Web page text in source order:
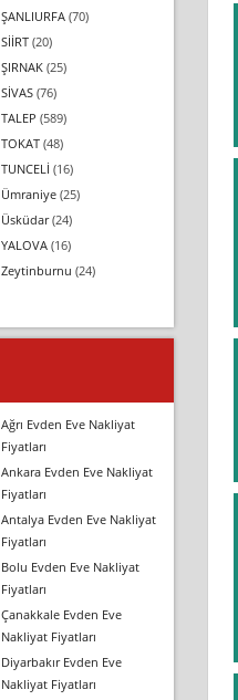
ŞANLIURFA (70)
SİİRT (20)
ŞIRNAK (25)
SİVAS (76)
TALEP (589)
TOKAT (48)
TUNCELİ (16)
Ümraniye (25)
Üsküdar(24)
YALOVA (16)
Zeytinburnu (24)
Ağrı Evden Eve Nakliyat
Fiyatları
Ankara Evden Eve Nakliyat
Fiyatları
Antalya Evden Eve Nakliyat
Fiyatları
Bolu Evden Eve Nakliyat
Fiyatları
Çanakkale Evden Eve
Nakliyat Fiyatları
Diyarbakır Evden Eve
Nakliyat Fiyatları